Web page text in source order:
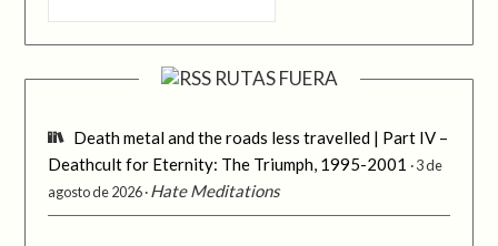
RUTAS FUERA
Death metal and the roads less travelled | Part IV –
Deathcult for Eternity: The Triumph, 1995-2001
3 de
agosto de 2026 Hate Meditations